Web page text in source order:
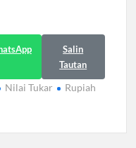
Salin
Tautan
Nilai Tukar
Rupiah